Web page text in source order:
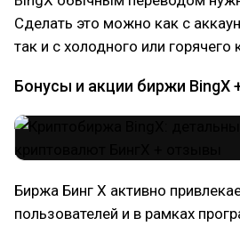
Сделать это можно как с
так и с холодного или горячего
Бонусы и акции биржи BingX
Биржа Бинг Х активно
пользователей и в рамках